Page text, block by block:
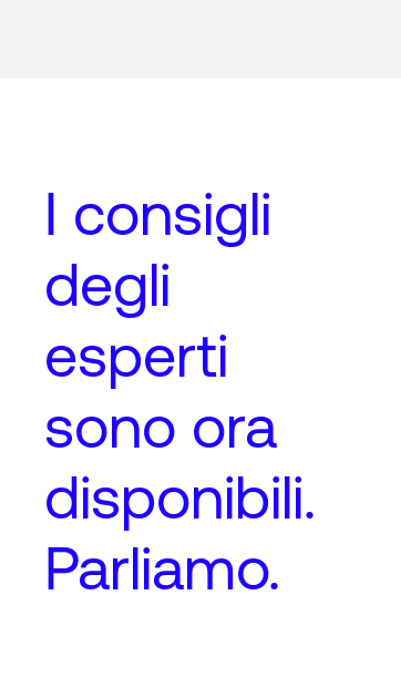
I consigli
degli
esperti
sono ora
disponibili.
Parliamo.